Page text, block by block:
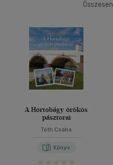
500 Ft - 2500 Ft
2500 Ft - 4500 Ft
4500 Ft felett
Korosztály szerint
Gyermek(1)
mind(1)
14 - 18 év
Összesen
A Hortobágy örökös
pásztorai
Tóth Csaba
Könyv